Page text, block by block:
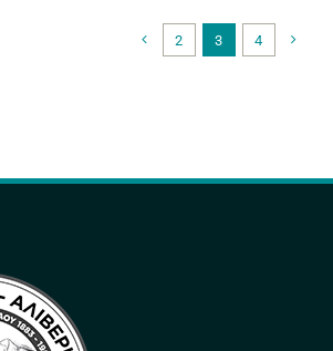
2 3 4